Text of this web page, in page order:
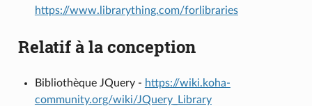
https://www.librarything.com/forlibraries
Relatif à la conception
Bibliothèque JQuery - https://wiki.koha-
community.org/wiki/JQuery_Library